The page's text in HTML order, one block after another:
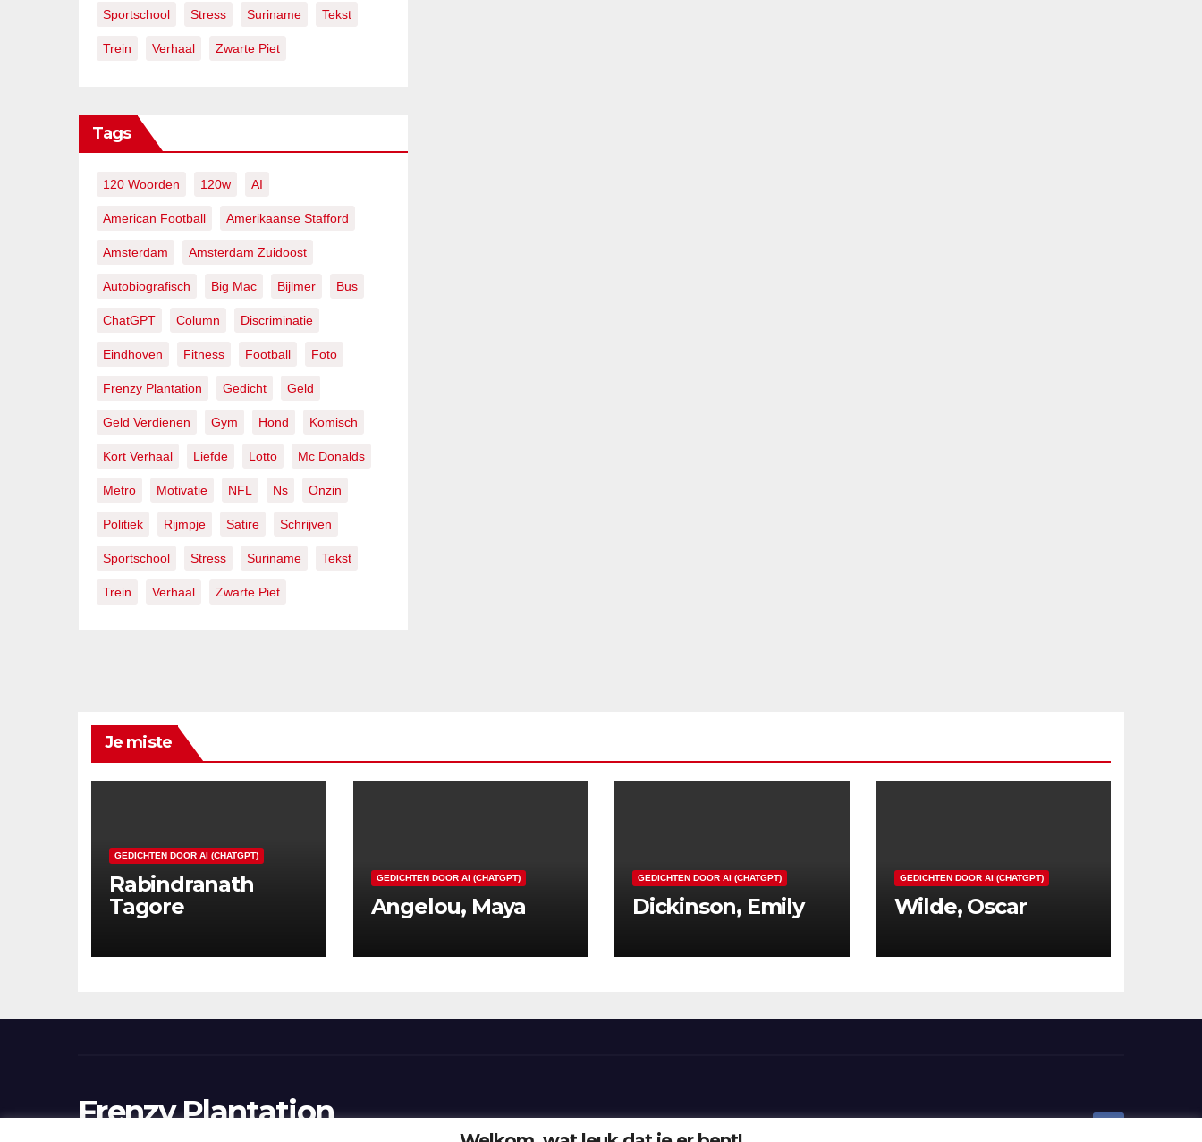
Sportschool Stress Suriname Tekst
Trein Verhaal Zwarte Piet
Tags
120 Woorden 120w AI
American Football Amerikaanse Stafford
Amsterdam Amsterdam Zuidoost
Autobiografisch Big Mac Bijlmer Bus
ChatGPT Column Discriminatie
Eindhoven Fitness Football Foto
Frenzy Plantation Gedicht Geld
Geld Verdienen Gym Hond Komisch
Kort Verhaal Liefde Lotto Mc Donalds
Metro Motivatie NFL Ns Onzin
Politiek Rijmpje Satire Schrijven
Sportschool Stress Suriname Tekst
Trein Verhaal Zwarte Piet
Je miste
GEDICHTEN DOOR AI (CHATGPT)
Rabindranath
Tagore
GEDICHTEN DOOR AI (CHATGPT)
Angelou, Maya
GEDICHTEN DOOR AI (CHATGPT)
Dickinson, Emily
GEDICHTEN DOOR AI (CHATGPT)
Wilde, Oscar
Frenzy Plantation